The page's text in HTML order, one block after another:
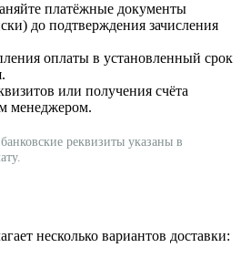
платёжные документы
до подтверждения зачисления
оплаты в установленный срок
или получения счёта
менеджером.
реквизиты указаны в
несколько вариантов доставки: